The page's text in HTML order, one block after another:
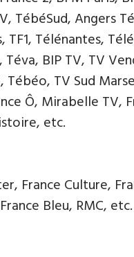
TébéSud, Angers
TF1, Télénantes,
BIP TV, TV
Tébéo, TV Sud
Ô, Mirabelle TV,
etc.
France Culture,
Bleu, RMC, etc.